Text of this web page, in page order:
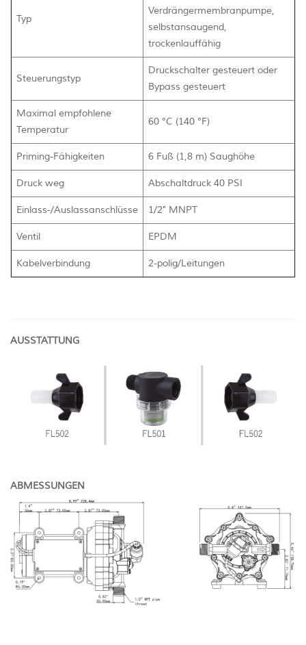
Typ
Verdrängermembranpumpe,
selbstansaugend,
trockenlauffähig
Steuerungstyp
Druckschalter gesteuert oder
Bypass gesteuert
Maximal empfohlene
Temperatur
60 °C (140 °F)
Priming-Fähigkeiten 6 Fuß (1,8 m) Saughöhe
Druck weg Abschaltdruck 40 PSI
Einlass-/Auslassanschlüsse 1/2" MNPT
Ventil EPDM
Kabelverbindung 2-polig/Leitungen
AUSSTATTUNG
ABMESSUNGEN